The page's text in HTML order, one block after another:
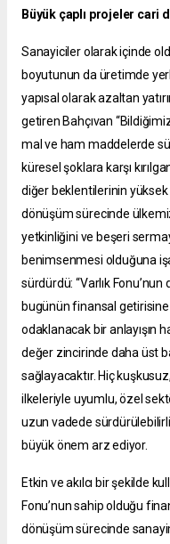
Büyük çaplı projeler cari
Sanayiciler olarak içinde
boyutunun da üretimde
yapısal olarak azaltan
getiren Bahçıvan
mal ve ham maddelerde
küresel şoklara karşı
diğer beklentilerinin
dönüşüm sürecinde
yetkinliğini ve beşeri
benimsenmesi olduğuna
sürdürdü: “Varlık
bugünün finansal getirisine
odaklanacak bir anlayışın
değer zincirinde daha üst
sağlayacaktır. Hiç
ilkeleriyle uyumlu, özel
uzun vadede
büyük önem arz ediyor.
Etkin ve akılcı bir şekilde
Fonu’nun sahip olduğu
dönüşüm sürecinde